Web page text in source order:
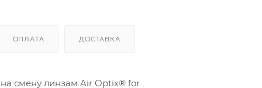
ОПЛАТА ДОСТАВКА
смену линзам Air Optix® for